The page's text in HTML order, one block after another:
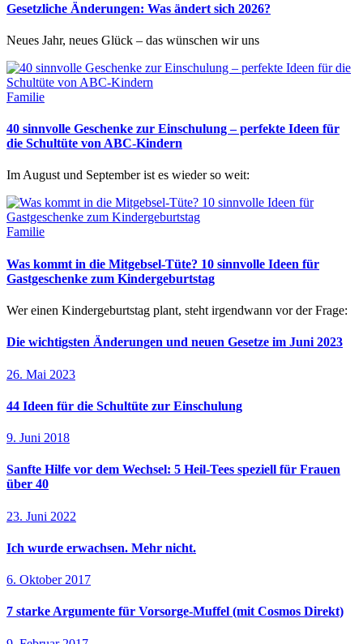
Gesetzliche Änderungen: Was ändert sich 2026?
Neues Jahr, neues Glück – das wünschen wir uns
Familie
40 sinnvolle Geschenke zur Einschulung – perfekte Ideen für
die Schultüte von ABC-Kindern
Im August und September ist es wieder so weit:
Familie
Was kommt in die Mitgebsel-Tüte? 10 sinnvolle Ideen für
Gastgeschenke zum Kindergeburtstag
Wer einen Kindergeburtstag plant, steht irgendwann vor der Frage:
Die wichtigsten Änderungen und neuen Gesetze im Juni 2023
26. Mai 2023
44 Ideen für die Schultüte zur Einschulung
9. Juni 2018
Sanfte Hilfe vor dem Wechsel: 5 Heil-Tees speziell für Frauen
über 40
23. Juni 2022
Ich wurde erwachsen. Mehr nicht.
6. Oktober 2017
7 starke Argumente für Vorsorge-Muffel (mit Cosmos Direkt)